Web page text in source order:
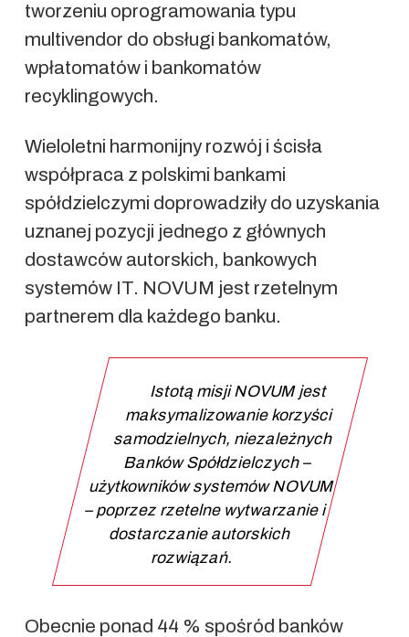
tworzeniu oprogramowania typu
multivendor do obsługi bankomatów,
wpłatomatów i bankomatów
recyklingowych.
Wieloletni harmonijny rozwój i ścisła
współpraca z polskimi bankami
spółdzielczymi doprowadziły do uzyskania
uznanej pozycji jednego z głównych
dostawców autorskich, bankowych
systemów IT. NOVUM jest rzetelnym
partnerem dla każdego banku.
Istotą misji NOVUM jest
maksymalizowanie korzyści
samodzielnych, niezależnych
Banków Spółdzielczych –
użytkowników systemów NOVUM
– poprzez rzetelne wytwarzanie i
dostarczanie autorskich
rozwiązań.
Obecnie ponad 44 % spośród banków